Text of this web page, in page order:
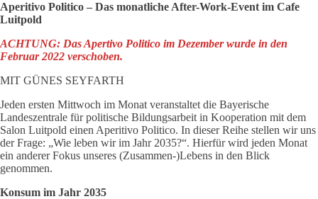
Aperitivo Politico – Das monatliche After-Work-Event im Cafe
Luitpold
ACHTUNG: Das Apertivo Politico im Dezember wurde in den
Februar 2022 verschoben.
MIT GÜNES SEYFARTH
Jeden ersten Mittwoch im Monat veranstaltet die Bayerische
Landeszentrale für politische Bildungsarbeit in Kooperation mit dem
Salon Luitpold einen Aperitivo Politico. In dieser Reihe stellen wir uns
der Frage: „Wie leben wir im Jahr 2035?“. Hierfür wird jeden Monat
ein anderer Fokus unseres (Zusammen-)Lebens in den Blick
genommen.
Konsum im Jahr 2035